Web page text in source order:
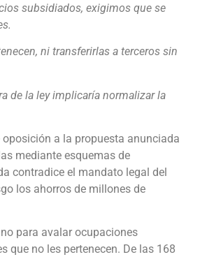
subsidiados, exigimos que se
ni transferirlas a terceros sin
de la ley implicaría normalizar la
a la propuesta anunciada
mediante esquemas de
contradice el mandato legal del
los ahorros de millones de
para avalar ocupaciones
que no les pertenecen. De las 168